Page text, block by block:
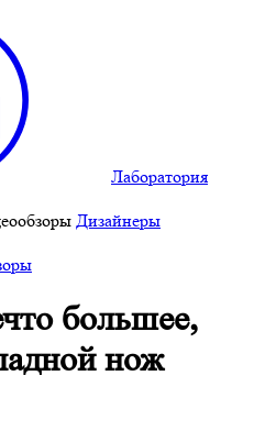
Лаборатория
Дизайнеры
большее,
нож